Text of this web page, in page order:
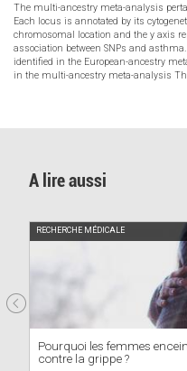
The multi-ancestry meta-analysis
Each locus is annotated by its
chromosomal location and the y axis
association between SNPs and
identified in the European-ancestry
in the multi-ancestry meta-analysis
A lire aussi
RECHERCHE MÉDICALE
Pourquoi les femmes
contre la grippe ?